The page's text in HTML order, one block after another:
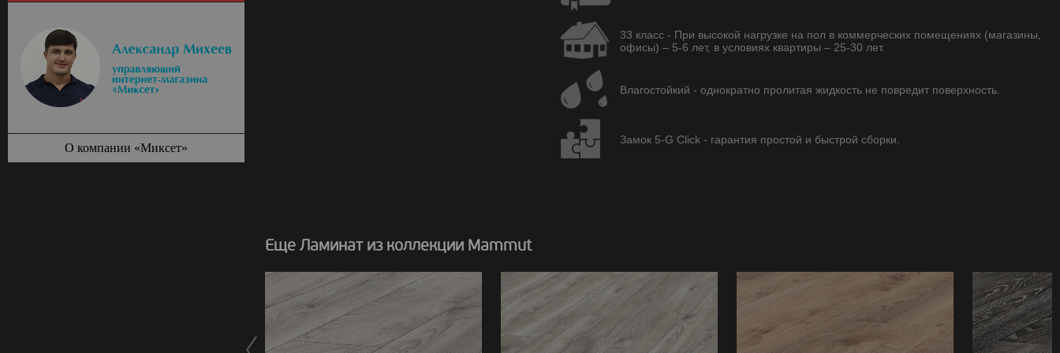
33 класс - При высокой нагрузке на пол в коммерческих помещениях (магазины,
офисы) – 5-6 лет, в условиях квартиры – 25-30 лет.
Влагостойкий - однократно пролитая жидкость не повредит поверхность.
Замок 5-G Click - гарантия простой и быстрой сборки.
Еще Ламинат из коллекции Mammut
О компании «Миксет»